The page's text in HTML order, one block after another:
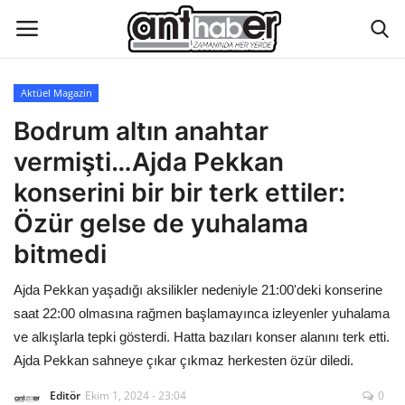
Künye
Eğitim
Aktüel Magazin
Hakkımızda
İletişim
Asayiş
Çevre
Aktüel Magazin
Bodrum altın anahtar
vermişti…Ajda Pekkan
konserini bir bir terk ettiler:
Özür gelse de yuhalama
bitmedi
Ajda Pekkan yaşadığı aksilikler nedeniyle 21:00'deki konserine
saat 22:00 olmasına rağmen başlamayınca izleyenler yuhalama
ve alkışlarla tepki gösterdi. Hatta bazıları konser alanını terk etti.
Ajda Pekkan sahneye çıkar çıkmaz herkesten özür diledi.
Editör Ekim 1, 2024 - 23:04 0